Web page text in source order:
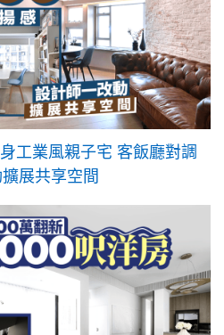
工業風親子宅 客飯廳對調
展共享空間